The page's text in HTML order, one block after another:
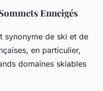
Enneigés
synonyme de ski et de
en particulier,
domaines skiables